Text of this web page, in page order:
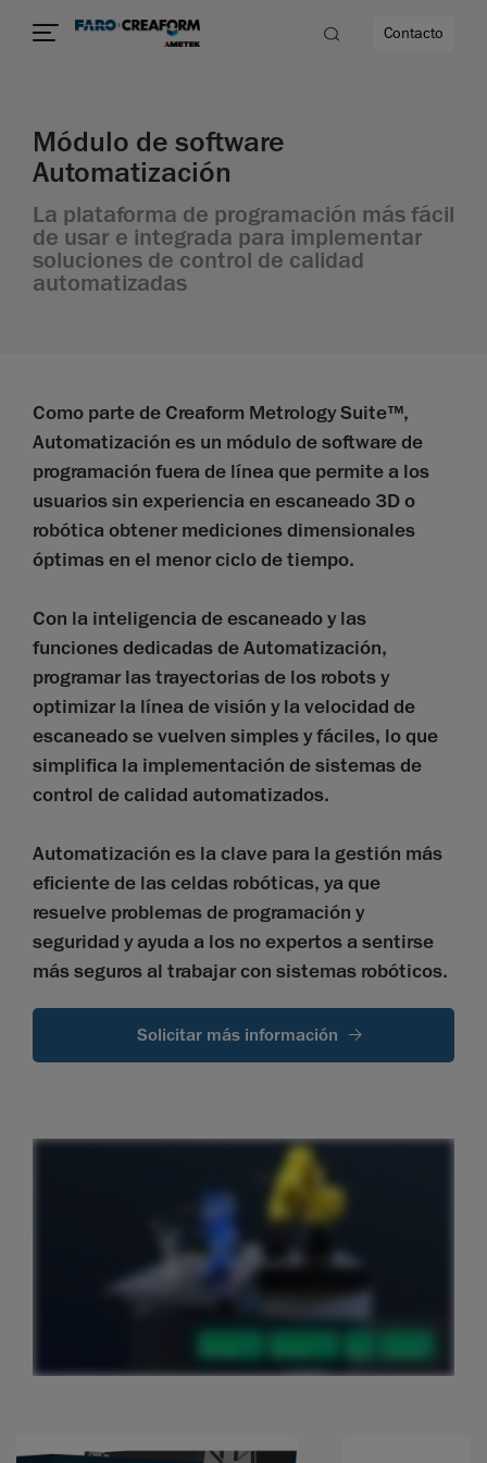
Contacto
Módulo de software
Automatización
La plataforma de programación más fácil
de usar e integrada para implementar
soluciones de control de calidad
automatizadas
Como parte de Creaform Metrology Suite™,
Automatización es un módulo de software de
programación fuera de línea que permite a los
usuarios sin experiencia en escaneado 3D o
robótica obtener mediciones dimensionales
óptimas en el menor ciclo de tiempo.
Con la inteligencia de escaneado y las
funciones dedicadas de Automatización,
programar las trayectorias de los robots y
optimizar la línea de visión y la velocidad de
escaneado se vuelven simples y fáciles, lo que
simplifica la implementación de sistemas de
control de calidad automatizados.
Automatización es la clave para la gestión más
eficiente de las celdas robóticas, ya que
resuelve problemas de programación y
seguridad y ayuda a los no expertos a sentirse
más seguros al trabajar con sistemas robóticos.
Solicitar más información